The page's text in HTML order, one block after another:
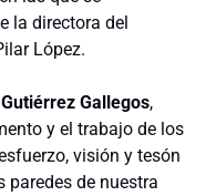
la directora del
López.
Gallegos,
y el trabajo de los
visión y tesón
paredes de nuestra